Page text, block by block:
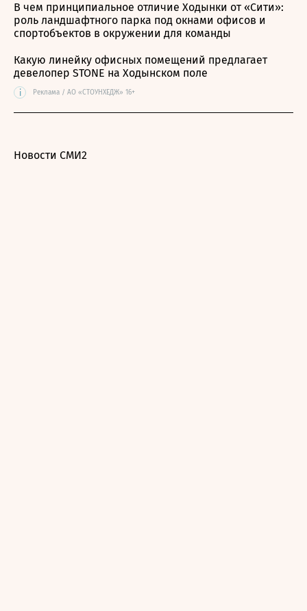
В чем принципиальное отличие Ходынки от «Сити»:
роль ландшафтного парка под окнами офисов и
спортобъектов в окружении для команды
Какую линейку офисных помещений предлагает
девелопер STONE на Ходынском поле
i Реклама / АО «СТОУНХЕДЖ» 16+
Новости СМИ2